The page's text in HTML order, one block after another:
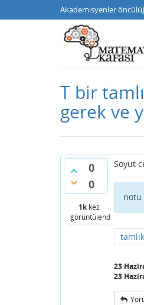
Akademisyenler
T bir
gerek ve
0
0
1kkez
görüntülendi
Soyut
notu
23
23